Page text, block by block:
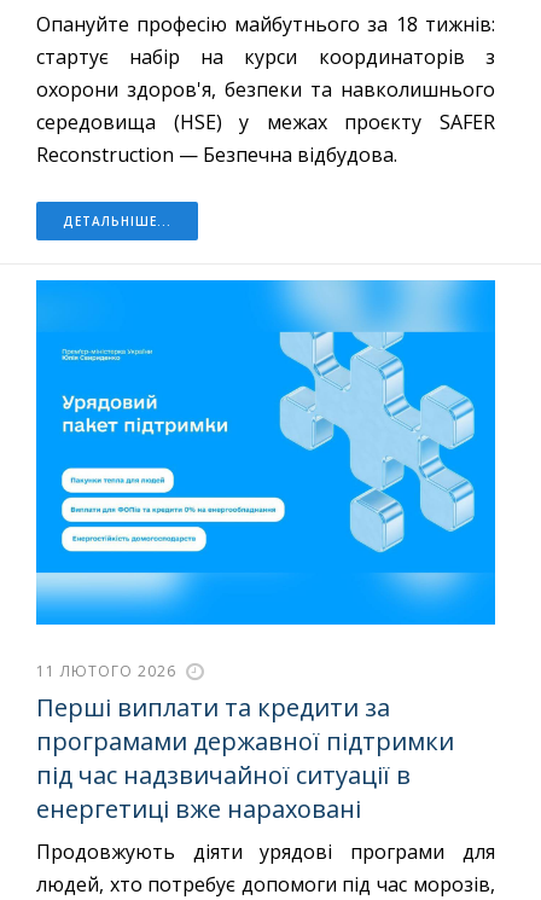
Опануйте професію майбутнього за 18 тижнів:
стартує набір на курси координаторів з
охорони здоров'я, безпеки та навколишнього
середовища (HSE) у межах проєкту SAFER
Reconstruction — Безпечна відбудова.
ДЕТАЛЬНІШЕ...
11 ЛЮТОГО 2026
Перші виплати та кредити за
програмами державної підтримки
під час надзвичайної ситуації в
енергетиці вже нараховані
Продовжують діяти урядові програми для
людей, хто потребує допомоги під час морозів,